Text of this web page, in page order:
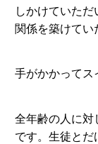
しかけていた
関係を築けてい
手がかかってス
全年齢の人に対
です。生徒とだ